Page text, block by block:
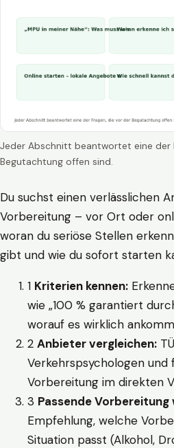
Jeder Abschnitt beantwortet eine der
Begutachtung offen sind.
Du suchst einen verlässlichen
Vorbereitung – vor Ort oder
woran du seriöse Stellen
gibt und wie du sofort starten
1 Kriterien kennen:
wie „100 % garantiert
worauf es wirklich
2 Anbieter vergleichen:
Verkehrspsychologen und
Vorbereitung im direkten
3 Passende Vorbereitung
Empfehlung, welche
Situation passt (Alkohol,